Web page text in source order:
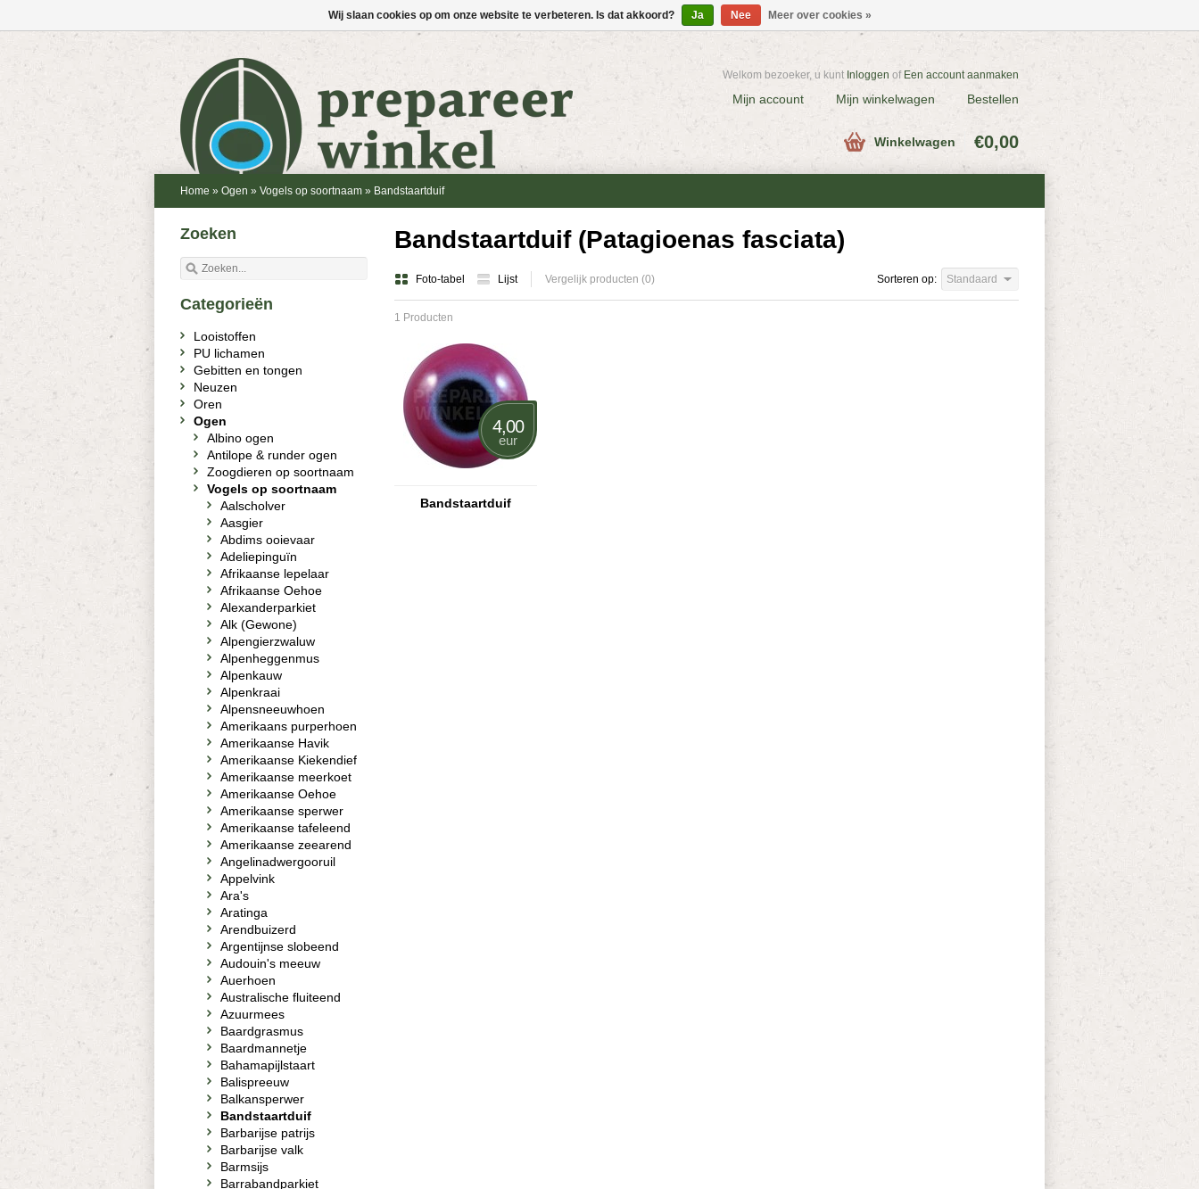
Welkom bezoeker, u kunt Inloggen of Een account aanmaken
Mijn account Mijn winkelwagen Bestellen
Winkelwagen €0,00
Home » Ogen » Vogels op soortnaam » Bandstaartduif
Bandstaartduif (Patagioenas fasciata)
Foto-tabel Lijst Vergelijk producten (0) Sorteren op: Standaard
1 Producten
4,00
eur
Bandstaartduif
Zoeken
Categorieën
Looistoffen
PU lichamen
Gebitten en tongen
Neuzen
Oren
Ogen
Albino ogen
Antilope & runder ogen
Zoogdieren op soortnaam
Vogels op soortnaam
Aalscholver
Aasgier
Abdims ooievaar
Adeliepinguïn
Afrikaanse lepelaar
Afrikaanse Oehoe
Alexanderparkiet
Alk (Gewone)
Alpengierzwaluw
Alpenheggenmus
Alpenkauw
Alpenkraai
Alpensneeuwhoen
Amerikaans purperhoen
Amerikaanse Havik
Amerikaanse Kiekendief
Amerikaanse meerkoet
Amerikaanse Oehoe
Amerikaanse sperwer
Amerikaanse tafeleend
Amerikaanse zeearend
Angelinadwergooruil
Appelvink
Ara's
Aratinga
Arendbuizerd
Argentijnse slobeend
Audouin's meeuw
Auerhoen
Australische fluiteend
Azuurmees
Baardgrasmus
Baardmannetje
Bahamapijlstaart
Balispreeuw
Balkansperwer
Bandstaartduif
Barbarijse patrijs
Barbarijse valk
Barmsijs
Barrabandparkiet
Wij slaan cookies op om onze website te verbeteren. Is dat akkoord? Ja Nee Meer over cookies »